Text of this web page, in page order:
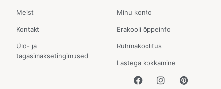
Meist
Kontakt
Üld- ja
tagasimaksetingimused
Minu konto
Erakooli õppeinfo
Rühmakoolitus
Lastega kokkamine